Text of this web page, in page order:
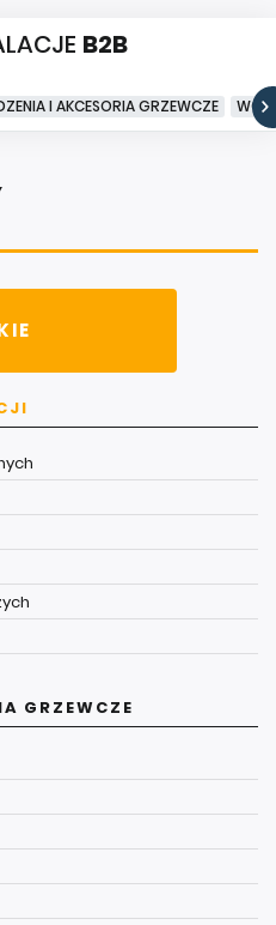
B2B
I AKCESORIA GRZEWCZE
GRZEWCZE